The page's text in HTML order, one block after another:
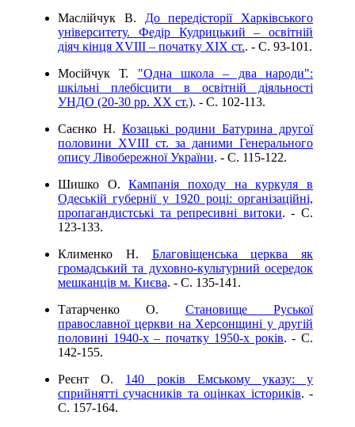
Маслійчук В. До передісторії Харківського
університету. Федір Кудрицький – освітній
діяч кінця XVIII – початку ХІХ ст.. - C. 93-101.
Мосійчук Т. "Одна школа – два народи":
шкільні плебісцити в освітній діяльності
УНДО (20-30 рр. ХХ ст.). - C. 102-113.
Саєнко Н. Козацькі родини Батурина другої
половини ХVІІІ ст. за даними Генерального
опису Лівобережної України. - C. 115-122.
Шишко О.Кампанія походу на куркуля в
Одеській губернії у 1920 році: організаційні,
пропагандистські та репресивні витоки. - C.
123-133.
Клименко Н. Благовіщенська церква як
громадський та духовно-культурний осередок
мешканців м. Києва. - C. 135-141.
Татарченко О. Становище Руської
православної церкви на Херсонщині у другій
половині 1940-х – початку 1950-х років. - C.
142-155.
Реєнт О. 140 років Емському указу: у
сприйнятті сучасників та оцінках істориків. -
C. 157-164.